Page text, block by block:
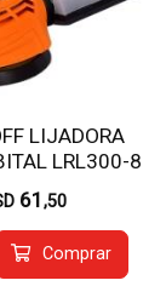
LIJADORA
LRL300-8
125MM
61,50
Comprar